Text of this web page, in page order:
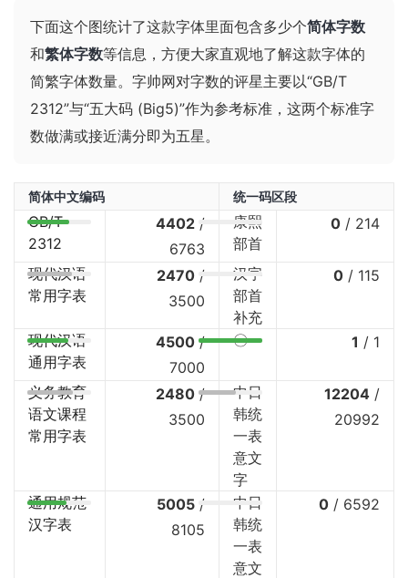
下面这个图统计了这款字体里面包含多少个简体字数
和繁体字数等信息，方便大家直观地了解这款字体的
简繁字体数量。字帅网对字数的评星主要以“GB/T
2312”与“五大码 (Big5)”作为参考标准，这两个标准字
数做满或接近满分即为五星。
简体中文编码 统一码区段
GB/T
2312
4402 /
6763
康熙
部首
0 / 214
现代汉语
常用字表
2470 /
3500
汉字
部首
补充
0 / 115
现代汉语
通用字表
4500 /
7000
〇 1 / 1
义务教育
语文课程
常用字表
2480 /
3500
中日
韩统
一表
意文
字
12204 /
20992
通用规范
汉字表
5005 /
8105
中日
韩统
一表
意文
0 / 6592